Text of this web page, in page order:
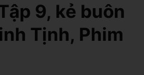
9, kẻ buôn
Tịnh, Phim